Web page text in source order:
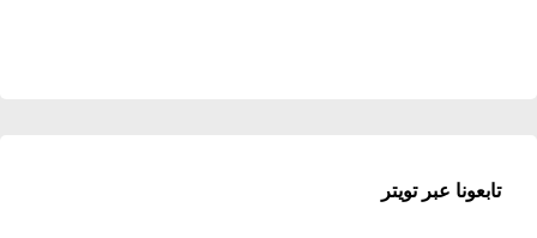
تابعونا عبر تويتر